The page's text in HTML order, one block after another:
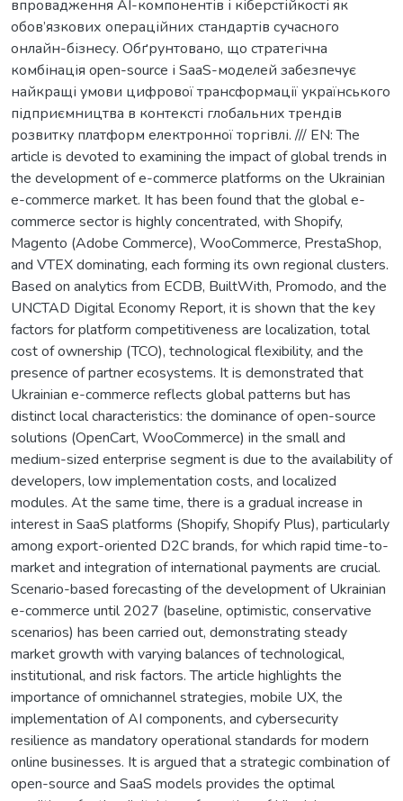
впровадження AI-компонентів і кіберстійкості як
обов’язкових операційних стандартів сучасного
онлайн-бізнесу. Обґрунтовано, що стратегічна
комбінація open-source і SaaS-моделей забезпечує
найкращі умови цифрової трансформації українського
підприємництва в контексті глобальних трендів
розвитку платформ електронної торгівлі. /// EN: The
article is devoted to examining the impact of global trends in
the development of e-commerce platforms on the Ukrainian
e-commerce market. It has been found that the global e-
commerce sector is highly concentrated, with Shopify,
Magento (Adobe Commerce), WooCommerce, PrestaShop,
and VTEX dominating, each forming its own regional clusters.
Based on analytics from ECDB, BuiltWith, Promodo, and the
UNCTAD Digital Economy Report, it is shown that the key
factors for platform competitiveness are localization, total
cost of ownership (TCO), technological flexibility, and the
presence of partner ecosystems. It is demonstrated that
Ukrainian e-commerce reflects global patterns but has
distinct local characteristics: the dominance of open-source
solutions (OpenCart, WooCommerce) in the small and
medium-sized enterprise segment is due to the availability of
developers, low implementation costs, and localized
modules. At the same time, there is a gradual increase in
interest in SaaS platforms (Shopify, Shopify Plus), particularly
among export-oriented D2C brands, for which rapid time-to-
market and integration of international payments are crucial.
Scenario-based forecasting of the development of Ukrainian
e-commerce until 2027 (baseline, optimistic, conservative
scenarios) has been carried out, demonstrating steady
market growth with varying balances of technological,
institutional, and risk factors. The article highlights the
importance of omnichannel strategies, mobile UX, the
implementation of AI components, and cybersecurity
resilience as mandatory operational standards for modern
online businesses. It is argued that a strategic combination of
open-source and SaaS models provides the optimal